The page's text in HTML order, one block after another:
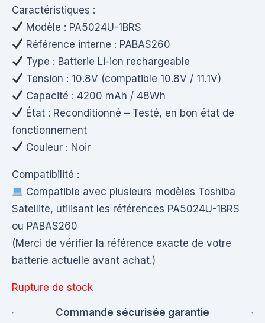
Caractéristiques :
Modèle : PA5024U-1BRS
Référence interne : PABAS260
Type : Batterie Li-ion rechargeable
Tension : 10.8V (compatible 10.8V / 11.1V)
Capacité : 4200 mAh / 48Wh
État : Reconditionné – Testé, en bon état de
fonctionnement
Couleur : Noir
Compatibilité :
Compatible avec plusieurs modèles Toshiba
Satellite, utilisant les références PA5024U-1BRS
ou PABAS260
(Merci de vérifier la référence exacte de votre
batterie actuelle avant achat.)
Rupture de stock
Commande sécurisée garantie